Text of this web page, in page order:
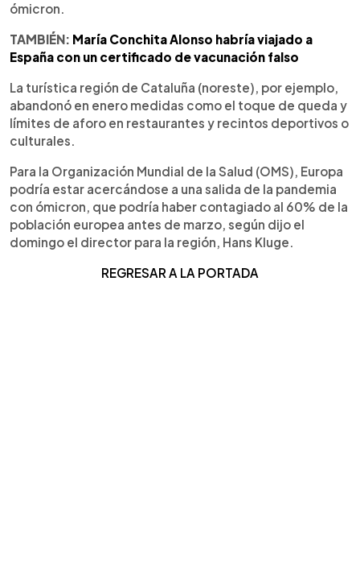
ómicron.
TAMBIÉN: María Conchita Alonso habría viajado a
España con un certificado de vacunación falso
La turística región de Cataluña (noreste), por ejemplo,
abandonó en enero medidas como el toque de queda y
límites de aforo en restaurantes y recintos deportivos o
culturales.
Para la Organización Mundial de la Salud (OMS), Europa
podría estar acercándose a una salida de la pandemia
con ómicron, que podría haber contagiado al 60% de la
población europea antes de marzo, según dijo el
domingo el director para la región, Hans Kluge.
REGRESAR A LA PORTADA